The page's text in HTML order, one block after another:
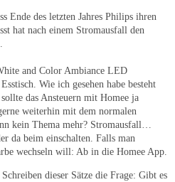
Ende des letzten Jahres Philips ihren
hat nach einem Stromausfall den
and Color Ambiance LED
Wie ich gesehen habe besteht
das Ansteuern mit Homee ja
weiterhin mit dem normalen
kein Thema mehr? Stromausfall…
da beim einschalten. Falls man
wechseln will: Ab in die Homee App.
dieser Sätze die Frage: Gibt es